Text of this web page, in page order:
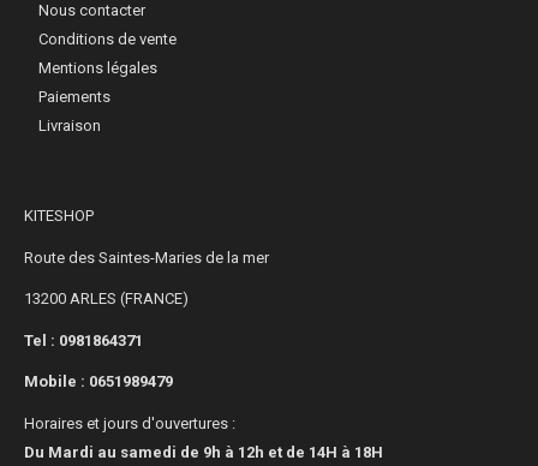
Nous contacter
Conditions de vente
Mentions légales
Paiements
Livraison
KITESHOP
Route des Saintes-Maries de la mer
13200 ARLES (FRANCE)
Tel : 0981864371
Mobile : 0651989479
Horaires et jours d'ouvertures :
Du Mardi au samedi de 9h à 12h et de 14H à 18H